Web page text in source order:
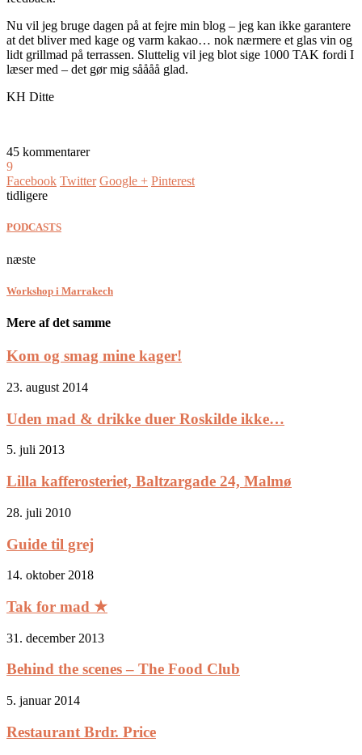
Nu vil jeg bruge dagen på at fejre min blog – jeg kan ikke garantere
at det bliver med kage og varm kakao… nok nærmere et glas vin og
lidt grillmad på terrassen. Sluttelig vil jeg blot sige 1000 TAK fordi I
læser med – det gør mig såååå glad.
KH Ditte
45 kommentarer
9
Facebook Twitter Google + Pinterest
tidligere
PODCASTS
næste
Workshop i Marrakech
Mere af det samme
Kom og smag mine kager!
23. august 2014
Uden mad & drikke duer Roskilde ikke…
5. juli 2013
Lilla kafferosteriet, Baltzargade 24, Malmø
28. juli 2010
Guide til grej
14. oktober 2018
Tak for mad ★
31. december 2013
Behind the scenes – The Food Club
5. januar 2014
Restaurant Brdr. Price